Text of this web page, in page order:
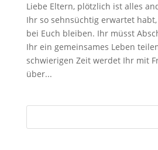
Liebe Eltern, plötzlich ist alles
Ihr so sehnsüchtig erwartet
bei Euch bleiben. Ihr müsst
Ihr ein gemeinsames Leben
schwierigen Zeit werdet Ihr mit
über...